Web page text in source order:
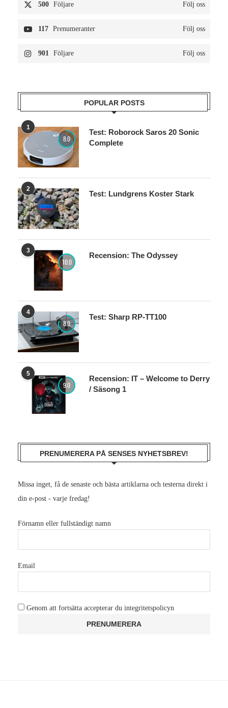
500 Följare Följ oss
117 Prenumeranter Följ oss
901 Följare Följ oss
POPULAR POSTS
1
8.0
Test: Roborock Saros 20 Sonic
Complete
2
Test: Lundgrens Koster Stark
3
10.0
Recension: The Odyssey
4
8.0
Test: Sharp RP-TT100
5
9.0
Recension: IT – Welcome to Derry
/ Säsong 1
PRENUMERERA PÅ SENSES NYHETSBREV!
Missa inget, få de senaste och bästa artiklarna och testerna direkt i
din e-post - varje fredag!
Förnamn eller fullständigt namn
Email
Genom att fortsätta accepterar du integritetspolicyn